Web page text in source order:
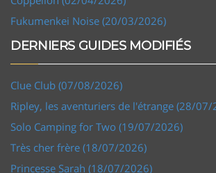
Fukumenkei Noise (20/03/2026)
DERNIERS GUIDES MODIFIÉS
Clue Club (07/08/2026)
Ripley, les aventuriers de l'étrange (28/07/
Solo Camping for Two (19/07/2026)
Très cher frère (18/07/2026)
Princesse Sarah (18/07/2026)